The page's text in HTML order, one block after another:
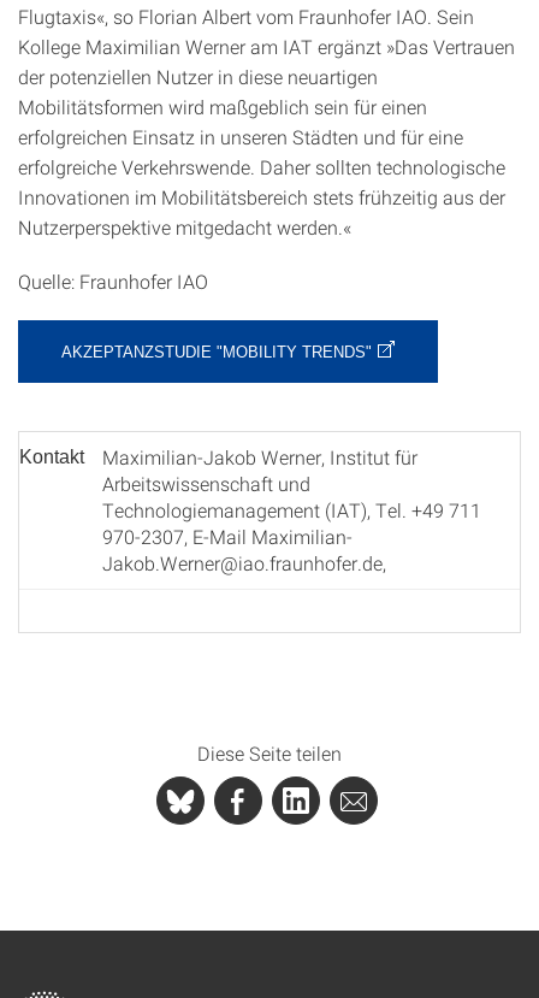
Flugtaxis«, so Florian Albert vom Fraunhofer IAO. Sein
Kollege Maximilian Werner am IAT ergänzt »Das Vertrauen
der potenziellen Nutzer in diese neuartigen
Mobilitätsformen wird maßgeblich sein für einen
erfolgreichen Einsatz in unseren Städten und für eine
erfolgreiche Verkehrswende. Daher sollten technologische
Innovationen im Mobilitätsbereich stets frühzeitig aus der
Nutzerperspektive mitgedacht werden.«
Quelle: Fraunhofer IAO
AKZEPTANZSTUDIE "MOBILITY TRENDS"
Kontakt
Maximilian-Jakob Werner, Institut für
Arbeitswissenschaft und
Technologiemanagement (IAT), Tel. +49 711
970-2307, E-Mail Maximilian-
Jakob.Werner@iao.fraunhofer.de,
Diese Seite teilen